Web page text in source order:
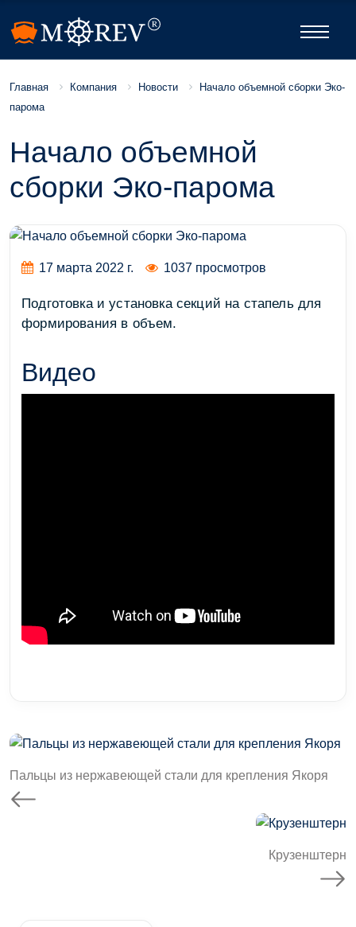
Главная Компания Новости
Начало объемной сборки Эко-
парома
Начало объемной
сборки Эко-парома
17 марта 2022 г. 1037 просмотров
Подготовка и установка секций на стапель для
формирования в объем.
Видео
Пальцы из нержавеющей стали для крепления Якоря
Крузенштерн